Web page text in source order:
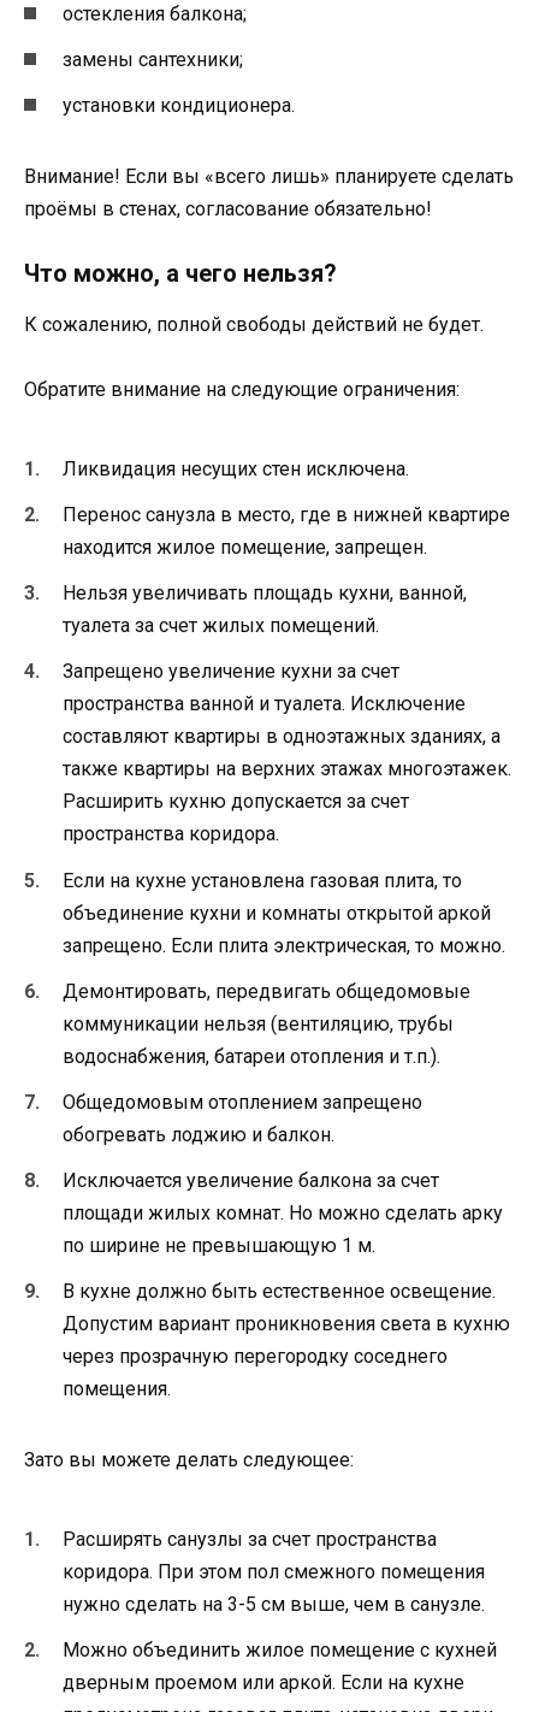
остекления балкона;
замены сантехники;
установки кондиционера.
Внимание! Если вы «всего лишь» планируете сделать
проёмы в стенах, согласование обязательно!
Что можно, а чего нельзя?
К сожалению, полной свободы действий не будет.
Обратите внимание на следующие ограничения:
Ликвидация несущих стен исключена.
Перенос санузла в место, где в нижней квартире
находится жилое помещение, запрещен.
Нельзя увеличивать площадь кухни, ванной,
туалета за счет жилых помещений.
Запрещено увеличение кухни за счет
пространства ванной и туалета. Исключение
составляют квартиры в одноэтажных зданиях, а
также квартиры на верхних этажах многоэтажек.
Расширить кухню допускается за счет
пространства коридора.
Если на кухне установлена газовая плита, то
объединение кухни и комнаты открытой аркой
запрещено. Если плита электрическая, то можно.
Демонтировать, передвигать общедомовые
коммуникации нельзя (вентиляцию, трубы
водоснабжения, батареи отопления и т.п.).
Общедомовым отоплением запрещено
обогревать лоджию и балкон.
Исключается увеличение балкона за счет
площади жилых комнат. Но можно сделать арку
по ширине не превышающую 1 м.
В кухне должно быть естественное освещение.
Допустим вариант проникновения света в кухню
через прозрачную перегородку соседнего
помещения.
Зато вы можете делать следующее:
Расширять санузлы за счет пространства
коридора. При этом пол смежного помещения
нужно сделать на 3-5 см выше, чем в санузле.
Можно объединить жилое помещение с кухней
дверным проемом или аркой. Если на кухне